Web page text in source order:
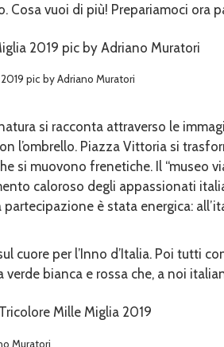
Cosa vuoi di più! Prepariamoci ora
pic by Adriano Muratori
si racconta attraverso le
l’ombrello. Piazza Vittoria si
si muovono frenetiche. Il “museo
caloroso degli appassionati
partecipazione è stata energica:
cuore per l’Inno d’Italia. Poi tutti
verde bianca e rossa che, a noi
Muratori